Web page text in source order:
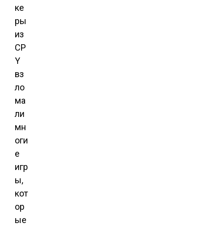
ке
ры
из
CP
Y
вз
ло
ма
ли
мн
оги
е
игр
ы,
кот
ор
ые